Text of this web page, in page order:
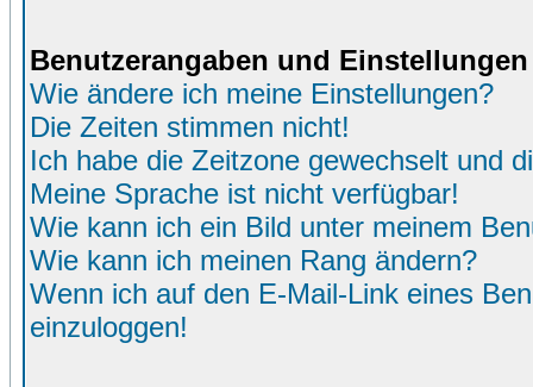
Benutzerangaben und Einstellungen
Wie ändere ich meine Einstellungen?
Die Zeiten stimmen nicht!
Ich habe die Zeitzone gewechselt und
Meine Sprache ist nicht verfügbar!
Wie kann ich ein Bild unter meinem
Wie kann ich meinen Rang ändern?
Wenn ich auf den E-Mail-Link eines
einzuloggen!